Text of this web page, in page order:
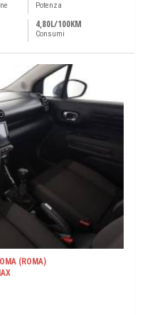
Potenza
4,80L/100KM
Consumi
(ROMA)